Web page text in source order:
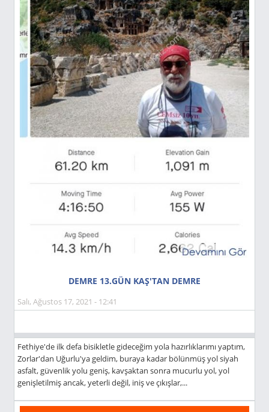
DEMRE 13.GÜN KAŞ'TAN DEMRE
Salı, Ağustos 17, 2021 - 12:41
Fethiye'de ilk defa bisikletle gideceğim yola hazırlıklarımı yaptım,
Zorlar'dan Uğurlu'ya geldim, buraya kadar bölünmüş yol siyah
asfalt, güvenlik yolu geniş, kavşaktan sonra mucurlu yol, yol
genişletilmiş ancak, yeterli değil, iniş ve çıkışlar,...